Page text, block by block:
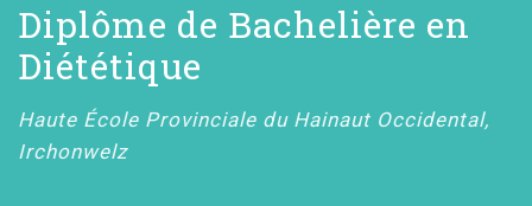
Diplôme de Bachelière en
Diététique
Haute École Provinciale du Hainaut Occidental,
Irchonwelz